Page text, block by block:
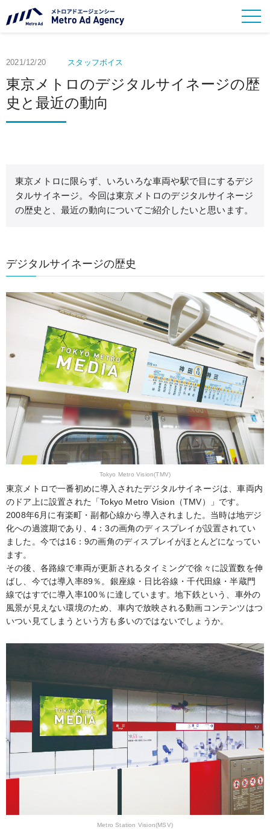
2021/12/20 スタッフボイス
東京メトロのデジタルサイネージの歴
史と最近の動向
東京メトロに限らず、いろいろな車両や駅で目にするデジ
タルサイネージ。今回は東京メトロのデジタルサイネージ
の歴史と、最近の動向についてご紹介したいと思います。
デジタルサイネージの歴史
Tokyo Metro Vision(TMV)
東京メトロで一番初めに導入されたデジタルサイネージは、車両内
のドア上に設置された「Tokyo Metro Vision（TMV）」です。
2008年6月に有楽町・副都心線から導入されました。当時は地デジ
化への過渡期であり、4：3の画角のディスプレイが設置されてい
ました。今では16：9の画角のディスプレイがほとんどになってい
ます。
その後、各路線で車両が更新されるタイミングで徐々に設置数を伸
ばし、今では導入率89％。銀座線・日比谷線・千代田線・半蔵門
線ではすでに導入率100％に達しています。地下鉄という、車外の
風景が見えない環境のため、車内で放映される動画コンテンツはつ
いつい見てしまうという方も多いのではないでしょうか。
Metro Station Vision(MSV)